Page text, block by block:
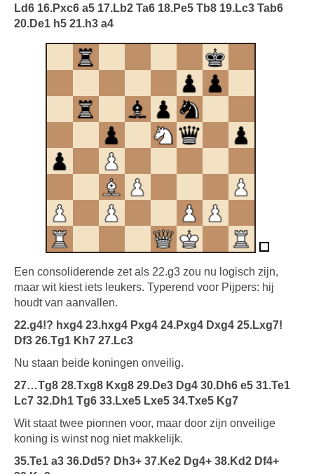
Ld6 16.Pxc6 a5 17.Lb2 Ta6 18.Pe5 Tb8 19.Lc3 Tab6
20.De1 h5 21.h3 a4
Een consoliderende zet als 22.g3 zou nu logisch zijn,
maar wit kiest iets leukers. Typerend voor Pijpers: hij
houdt van aanvallen.
22.g4!? hxg4 23.hxg4 Pxg4 24.Pxg4 Dxg4 25.Lxg7!
Df3 26.Tg1 Kh7 27.Lc3
Nu staan beide koningen onveilig.
27…Tg8 28.Txg8 Kxg8 29.De3 Dg4 30.Dh6 e5 31.Te1
Lc7 32.Dh1 Tg6 33.Lxe5 Lxe5 34.Txe5 Kg7
Wit staat twee pionnen voor, maar door zijn onveilige
koning is winst nog niet makkelijk.
35.Te1 a3 36.Dd5? Dh3+ 37.Ke2 Dg4+ 38.Kd2 Df4+